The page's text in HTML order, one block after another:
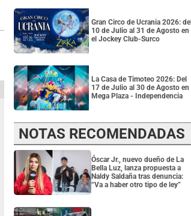
Gran Circo de Ucrania 2026: del
10 de Julio al 31 de Agosto en
el Jockey Club-Surco
La Casa de Timoteo 2026: Del
17 de Julio al 30 de Agosto en
Mega Plaza - Independencia
NOTAS RECOMENDADAS
Óscar Jr., nuevo dueño de La
Bella Luz, lanza propuesta a
Naldy Saldaña tras denuncia:
“Va a haber otro tipo de ley”